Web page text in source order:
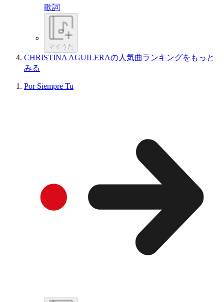
歌詞
マイうた
CHRISTINA AGUILERAの人気曲ランキングをもっと
みる
Por Siempre Tu